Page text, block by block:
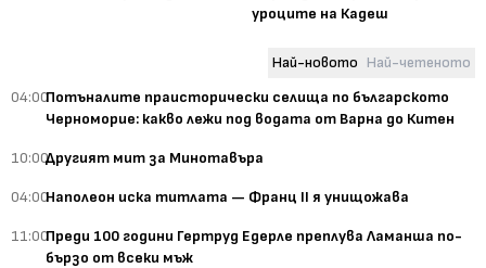
уроците на Кадеш
Най-новото Най-четеното
04:00Потъналите праисторически селища по българското
Черноморие: какво лежи под водата от Варна до Китен
10:00Другият мит за Минотавъра
04:00Наполеон иска титлата — Франц II я унищожава
11:00Преди 100 години Гертруд Едерле преплува Ламанша по-
бързо от всеки мъж